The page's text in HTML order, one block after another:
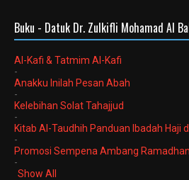
Buku - Datuk Dr. Zulkifli Mohamad Al
Al-Kafi & Tatmim Al-Kafi
-
Anakku Inilah Pesan Abah
-
Kelebihan Solat Tahajjud
-
Kitab Al-Taudhih Panduan Ibadah Haji
-
Promosi Sempena Ambang Ramadhan
-
Show All